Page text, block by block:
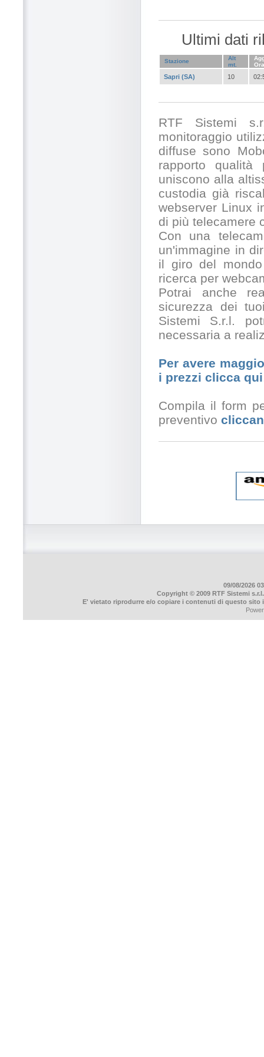
Ultimi dati
Stazione
Alt
mt.
Ora
Sapri (SA) 10
RTF Sistemi
monitoraggio
diffuse sono
rapporto qualità
uniscono alla
custodia già
webserver Linux
di più telecamere
Con una
un'immagine in
il giro del
ricerca per
Potrai anche
sicurezza dei
Sistemi S.r.l.
necessaria a
Per avere
i prezzi clicca qui
Compila il form
preventivo
09/08/2026
Copyright © 2009 RTF Sistemi
E' vietato riprodurre e/o copiare i contenuti di questo